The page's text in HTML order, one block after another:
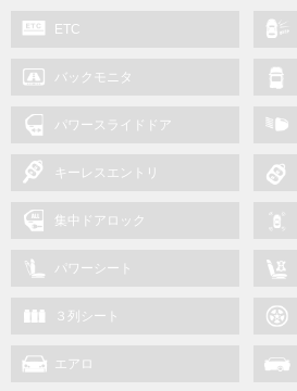
ETC
バックモニタ
パワースライドドア
キーレスエントリ
集中ドアロック
パワーシート
３列シート
エアロ